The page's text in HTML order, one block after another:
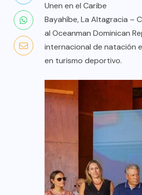
Unen en el Caribe
Bayahíbe, La Altagracia –
al Oceanman Dominican
internacional de natación
en turismo deportivo.